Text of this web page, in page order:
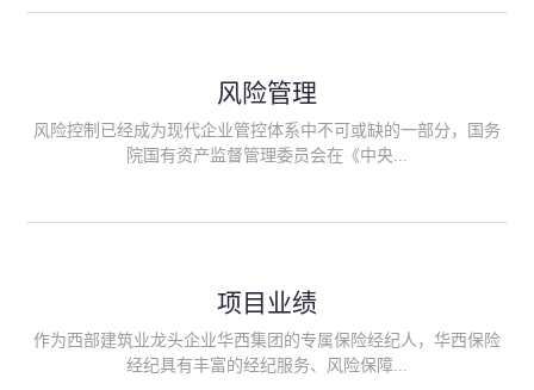
险产品；（六）保险招投标业务。随着业务的开展，华西经纪会
供专业、优质的保险经纪服务。
风险管理
风险控制已经成为现代企业管控体系中不可或缺的一部分，国务
院国有资产监督管理委员会在《中央...
能够为客户降低风险管理成本，提高经营效率；能够为企业提供
从风险评估、风险分析、风险防范、风险转移到灾后防损、索赔
等全方位、全过程、专家式的服务，拓展和深化由保险公司提供
项目业绩
作为西部建筑业龙头企业华西集团的专属保险经纪人，华西保险
经纪具有丰富的经纪服务、风险保障...